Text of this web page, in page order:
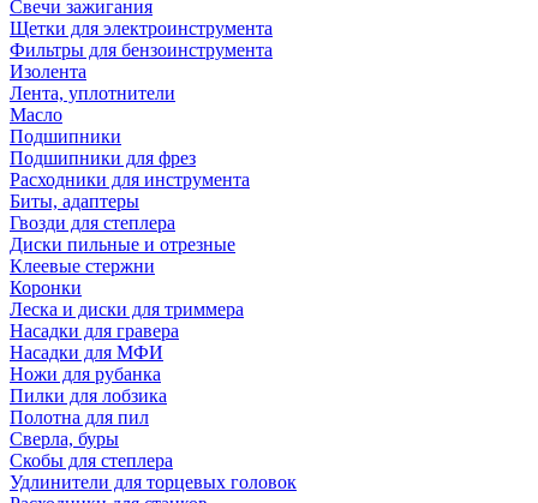
Свечи зажигания
Щетки для электроинструмента
Фильтры для бензоинструмента
Изолента
Лента, уплотнители
Масло
Подшипники
Подшипники для фрез
Расходники для инструмента
Биты, адаптеры
Гвозди для степлера
Диски пильные и отрезные
Клеевые стержни
Коронки
Леска и диски для триммера
Насадки для гравера
Насадки для МФИ
Ножи для рубанка
Пилки для лобзика
Полотна для пил
Сверла, буры
Скобы для степлера
Удлинители для торцевых головок